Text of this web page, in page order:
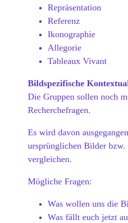
Repräsentation
Referenz
Ikonographie
Allegorie
Tableaux Vivant
Bildspezifische
Die Gruppen sollen noch
Recherchefragen.
Es wird davon
ursprünglichen Bilder
vergleichen.
Mögliche Fragen:
Was wollen uns die
Was fällt euch jetzt